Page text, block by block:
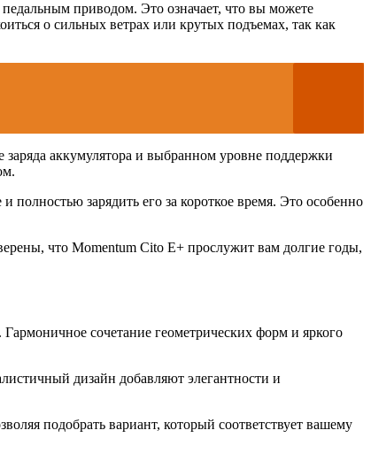
приводом. Это означает, что вы можете
о сильных ветрах или крутых подъемах, так как
аккумулятора и выбранном уровне поддержки
зарядить его за короткое время. Это особенно
что Momentum Cito E+ прослужит вам долгие годы,
сочетание геометрических форм и яркого
дизайн добавляют элегантности и
подобрать вариант, который соответствует вашему